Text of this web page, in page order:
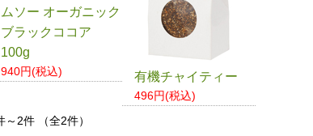
ムソー オーガニック
ブラックココア
100g
940円(税込) 有機チャイティー
496円(税込)
～2件 （全2件）